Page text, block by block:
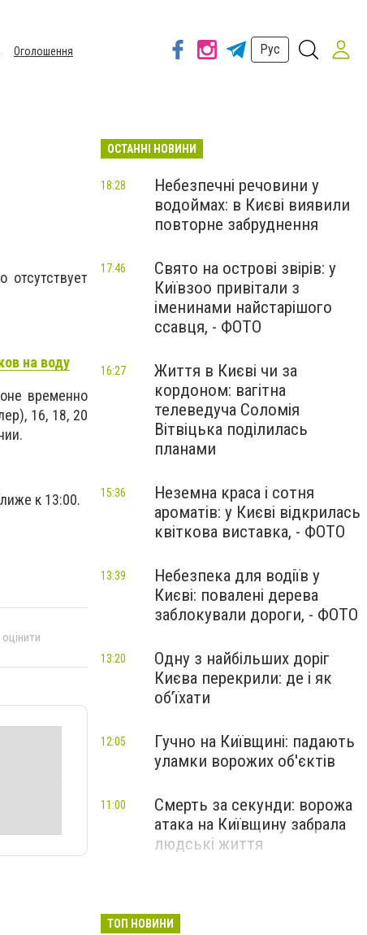
Оголошення
Рус
на воду
временно
16, 18, 20
к 13:00.
ОСТАННІ НОВИНИ
Небезпечні речовини у
водоймах: в Києві виявили
повторне забруднення
18:28
Свято на острові звірів: у
Київзоо привітали з
іменинами найстарішого
ссавця, - ФОТО
17:46
Життя в Києві чи за
кордоном: вагітна
телеведуча Соломія
Вітвіцька поділилась
планами
16:27
Неземна краса і сотня
ароматів: у Києві відкрилась
квіткова виставка, - ФОТО
15:36
Небезпека для водіїв у
Києві: повалені дерева
заблокували дороги, - ФОТО
13:39
Одну з найбільших доріг
Києва перекрили: де і як
об’їхати
13:20
Гучно на Київщині: падають
уламки ворожих об'єктів
12:05
Смерть за секунди: ворожа
атака на Київщину забрала
людські життя
11:00
ТОП НОВИНИ